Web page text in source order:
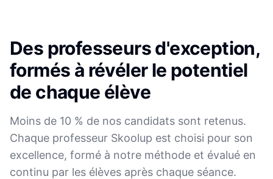
Des professeurs d'exception,
formés à révéler le potentiel
de chaque élève
Moins de 10 % de nos candidats sont retenus.
Chaque professeur Skoolup est choisi pour son
excellence, formé à notre méthode et évalué en
continu par les élèves après chaque séance.